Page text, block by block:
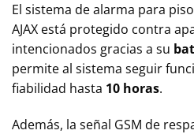
El sistema de alarma para
AJAX está protegido contra
intencionados gracias a su
permite al sistema seguir
fiabilidad hasta 10 horas.
Además, la señal GSM de